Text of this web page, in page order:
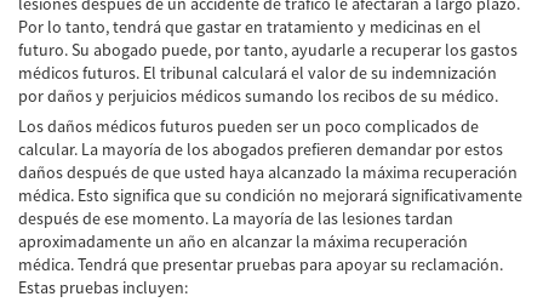
Accidente de Motocicleta Involucrando a un
Motorista No Asegurado
Accidente de Motocicleta con Giro Inseguro
a la Izquierda
Accidente de Motocicleta Preguntas
Frecuentes
Accidente de Motocicleta Relacionado con
las Drogas
Accidente de Motocicleta Vinculado al
Por lo tanto, tendrá que gastar en tratamiento y medicinas en el
futuro. Su abogado puede, por tanto, ayudarle a recuperar los gastos
médicos futuros. El tribunal calculará el valor de su indemnización
por daños y perjuicios médicos sumando los recibos de su médico.
Los daños médicos futuros pueden ser un poco complicados de
calcular. La mayoría de los abogados prefieren demandar por estos
daños después de que usted haya alcanzado la máxima recuperación
médica. Esto significa que su condición no mejorará significativamente
después de ese momento. La mayoría de las lesiones tardan
aproximadamente un año en alcanzar la máxima recuperación
médica. Tendrá que presentar pruebas para apoyar su reclamación.
Estas pruebas incluyen: